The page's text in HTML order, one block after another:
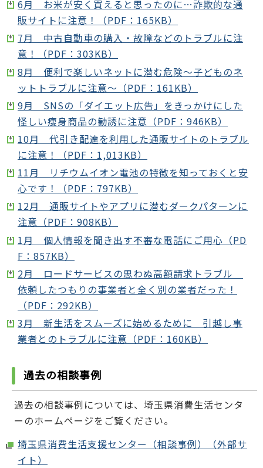
6月 お米が安く買えると思ったのに…詐欺的な通
販サイトに注意！（PDF：165KB）
7月 中古自動車の購入・故障などのトラブルに注
意！（PDF：303KB）
8月 便利で楽しいネットに潜む危険～子どものネ
ットトラブルに注意～（PDF：161KB）
9月 SNSの「ダイエット広告」をきっかけにした
怪しい痩身商品の勧誘に注意（PDF：946KB）
10月 代引き配達を利用した通販サイトのトラブル
に注意！（PDF：1,013KB）
11月 リチウムイオン電池の特徴を知っておくと安
心です！（PDF：797KB）
12月 通販サイトやアプリに潜むダークパターンに
注意（PDF：908KB）
1月 個人情報を聞き出す不審な電話にご用心（PD
F：857KB）
2月 ロードサービスの思わぬ高額請求トラブル
依頼したつもりの事業者と全く別の業者だった！
（PDF：292KB）
3月 新生活をスムーズに始めるために 引越し事
業者とのトラブルに注意（PDF：160KB）
過去の相談事例
過去の相談事例については、埼玉県消費生活センタ
ーのホームページをご覧ください。
埼玉県消費生活支援センター（相談事例）（外部サ
イト）